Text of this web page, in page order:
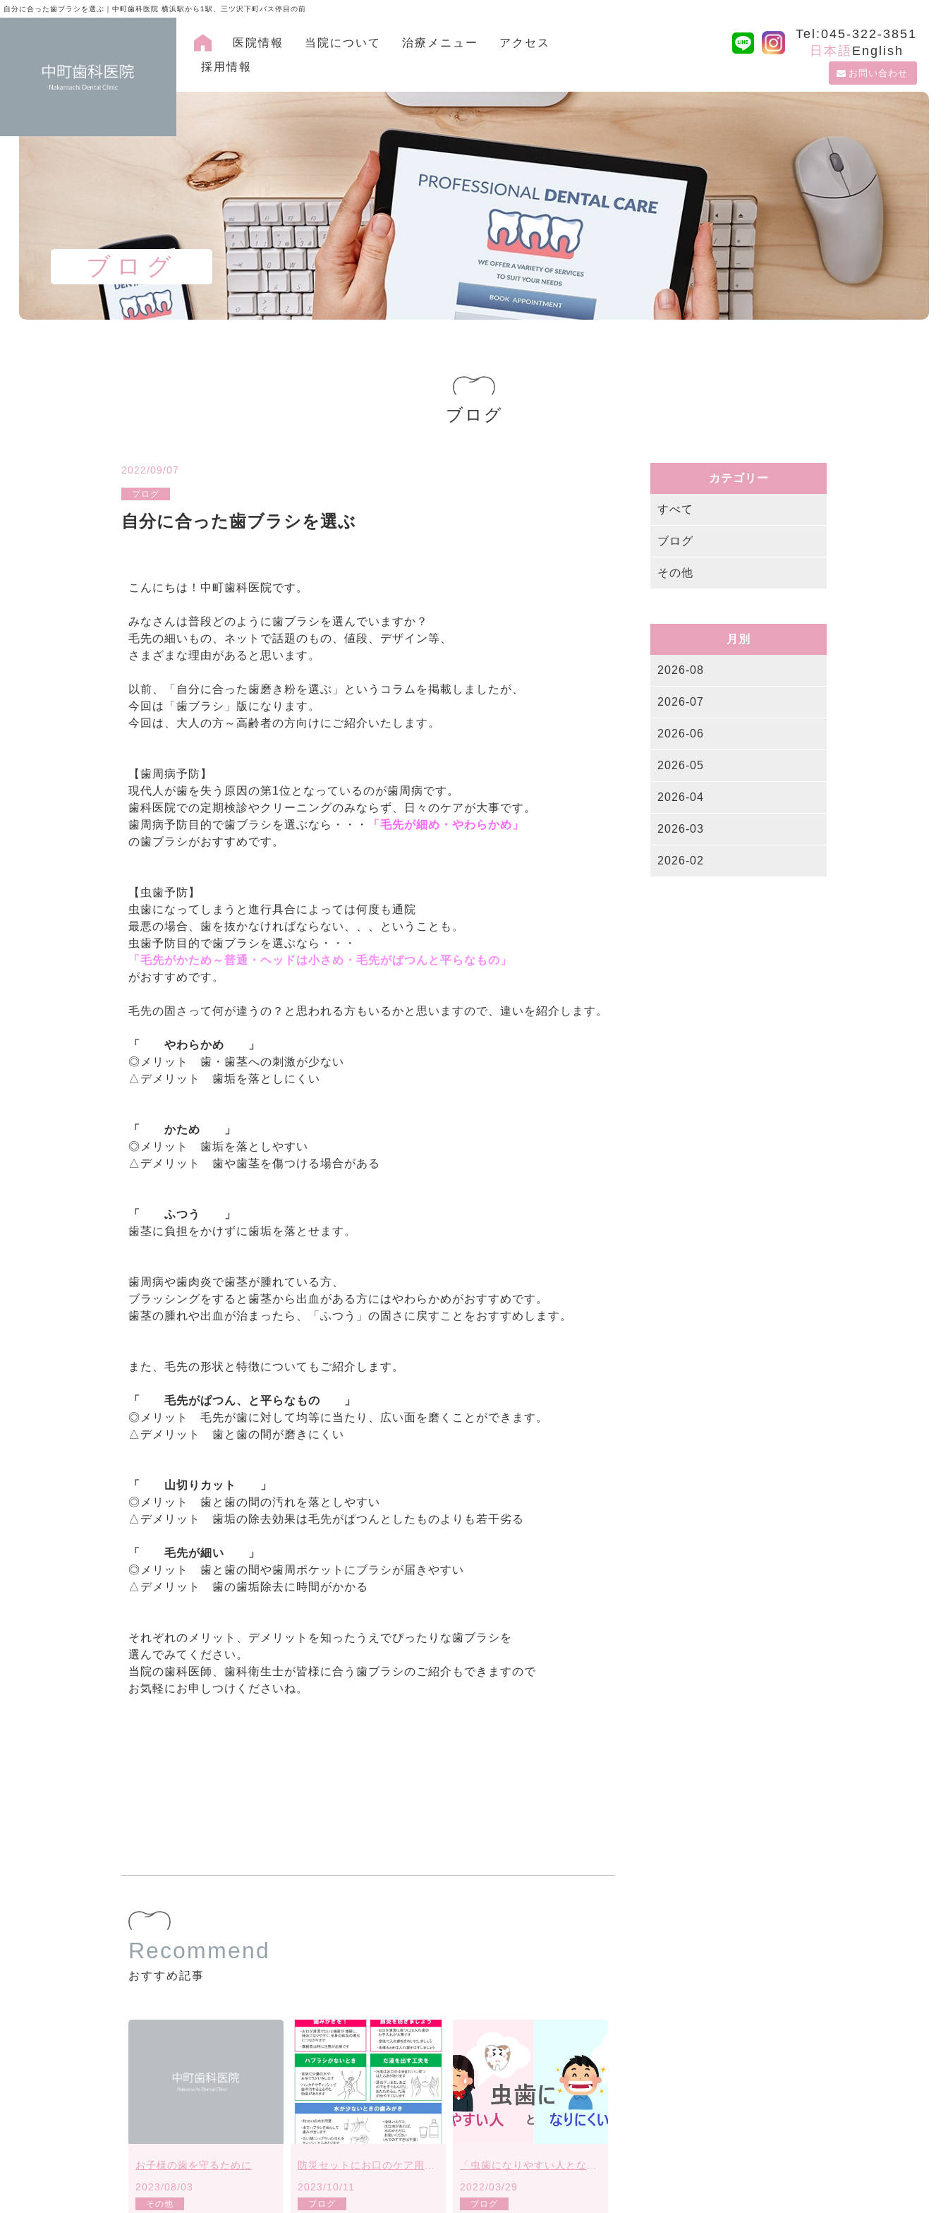
自分に合った歯ブラシを選ぶ｜中町歯科医院 横浜駅から1駅、三ツ沢下町バス停目の前
医院情報 当院について 治療メニュー アクセス
採用情報
Tel:045-322-3851
日本語 English
お問い合わせ
ブログ
ブログ
2022/09/07
ブログ
自分に合った歯ブラシを選ぶ
こんにちは！中町歯科医院です。
みなさんは普段どのように歯ブラシを選んでいますか？
毛先の細いもの、ネットで話題のもの、値段、デザイン等、
さまざまな理由があると思います。
以前、「自分に合った歯磨き粉を選ぶ」というコラムを掲載しましたが、
今回は「歯ブラシ」版になります。
今回は、大人の方～高齢者の方向けにご紹介いたします。
【歯周病予防】
現代人が歯を失う原因の第1位となっているのが歯周病です。
歯科医院での定期検診やクリーニングのみならず、日々のケアが大事です。
歯周病予防目的で歯ブラシを選ぶなら・・・
「毛先が細め・やわらかめ」
の歯ブラシがおすすめです。
【虫歯予防】
虫歯になってしまうと進行具合によっては何度も通院
最悪の場合、歯を抜かなければならない、、、ということも。
虫歯予防目的で歯ブラシを選ぶなら・・・
「 毛先がかため～普通・ヘッドは小さめ・毛先がぱつんと平らなもの」
がおすすめです。
毛先の固さって何が違うの？と思われる方もいるかと思いますので、違いを紹介します。
「 やわらかめ 」
◎メリット 歯・歯茎への刺激が少ない
△デメリット 歯垢を落としにくい
「 かため 」
◎メリット 歯垢を落としやすい
△デメリット 歯や歯茎を傷つける場合がある
「 ふつう 」
歯茎に負担をかけずに歯垢を落とせます。
歯周病や歯肉炎で歯茎が腫れている方、
ブラッシングをすると歯茎から出血がある方にはやわらかめがおすすめです。
歯茎の腫れや出血が治まったら、「ふつう」の固さに戻すことをおすすめします。
また、毛先の形状と特徴についてもご紹介します。
「 毛先がぱつん、と平らなもの 」
◎メリット 毛先が歯に対して均等に当たり、広い面を磨くことができます。
△デメリット 歯と歯の間が磨きにくい
「 山切りカット 」
◎メリット 歯と歯の間の汚れを落としやすい
△デメリット 歯垢の除去効果は毛先がぱつんとしたものよりも若干劣る
「 毛先が細い 」
◎メリット 歯と歯の間や歯周ポケットにブラシが届きやすい
△デメリット 歯の歯垢除去に時間がかかる
それぞれのメリット、デメリットを知ったうえでぴったりな歯ブラシを
選んでみてください。
当院の歯科医師、歯科衛生士が皆様に合う歯ブラシのご紹介もできますので
お気軽にお申しつけくださいね。
Recommend
おすすめ記事
お子様の歯を守るために
2023/08/03
その他
2023/10/11
ブログ
2022/03/29
ブログ
カテゴリー
すべて
ブログ
その他
月別
2026-08
2026-07
2026-06
2026-05
2026-04
2026-03
2026-02